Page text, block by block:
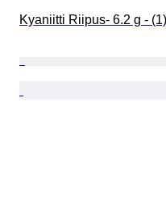
Kyaniitti Riipus- 6.2 g - (1)